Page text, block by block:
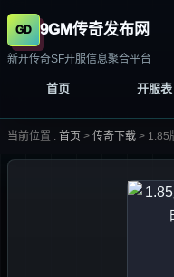
9GM传奇发布网
新开传奇SF开服信息聚合平台
首页 开服表
当前位置 : 首页 > 传奇下载 > 1.85